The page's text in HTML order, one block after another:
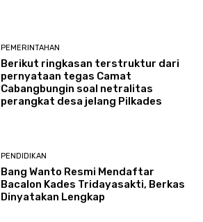
PEMERINTAHAN
Berikut ringkasan terstruktur dari
pernyataan tegas Camat
Cabangbungin soal netralitas
perangkat desa jelang Pilkades
PENDIDIKAN
Bang Wanto Resmi Mendaftar
Bacalon Kades Tridayasakti, Berkas
Dinyatakan Lengkap